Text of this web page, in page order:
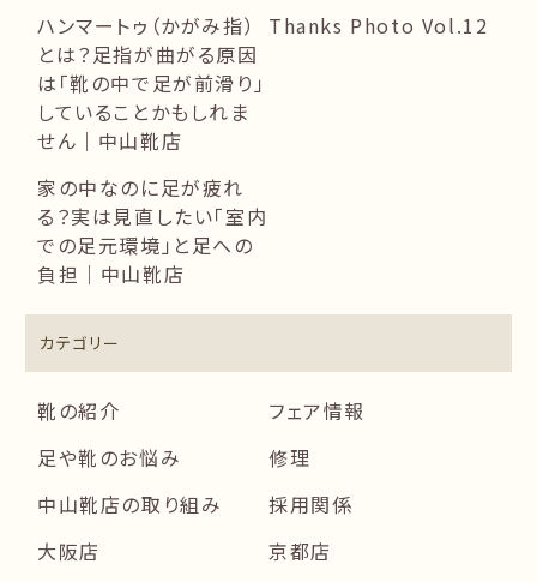
ハンマートゥ（かがみ指）
とは？足指が曲がる原因
は「靴の中で足が前滑り」
していることかもしれま
せん｜中山靴店
Thanks Photo Vol.12
家の中なのに足が疲れ
る？実は見直したい「室内
での足元環境」と足への
負担｜中山靴店
カテゴリー
靴の紹介
フェア情報
足や靴のお悩み
修理
中山靴店の取り組み
採用関係
大阪店
京都店